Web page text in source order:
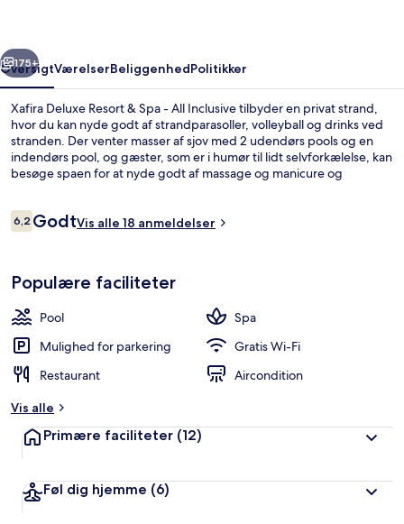
All
Inclusive
Næste
175+
OversigtVærelserBeliggenhedPolitikker
Xafira Deluxe Resort & Spa - All Inclusive tilbyder en privat strand,
hvor du kan nyde godt af strandparasoller, volleyball og drinks ved
stranden. Der venter masser af sjov med 2 udendørs pools og en
indendørs pool, og gæster, som er i humør til lidt selvforkælelse, kan
besøge spaen for at nyde godt af massage og manicure og
fitnesscenter og en sauna er andre højdepunkter.
Anmeldelser
6,26,2 ud af 10.
GodtVis alle 18 anmeldelser
Populære faciliteter
Pool
Spa
Mulighed for parkering
Gratis Wi-Fi
Restaurant
Aircondition
Vis alle
Primære faciliteter (12)
Føl dig hjemme (6)